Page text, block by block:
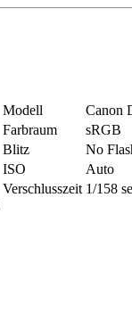
Modell
Canon
Farbraum
sRGB
Blitz
No
ISO
Auto
Verschlusszeit 1/158